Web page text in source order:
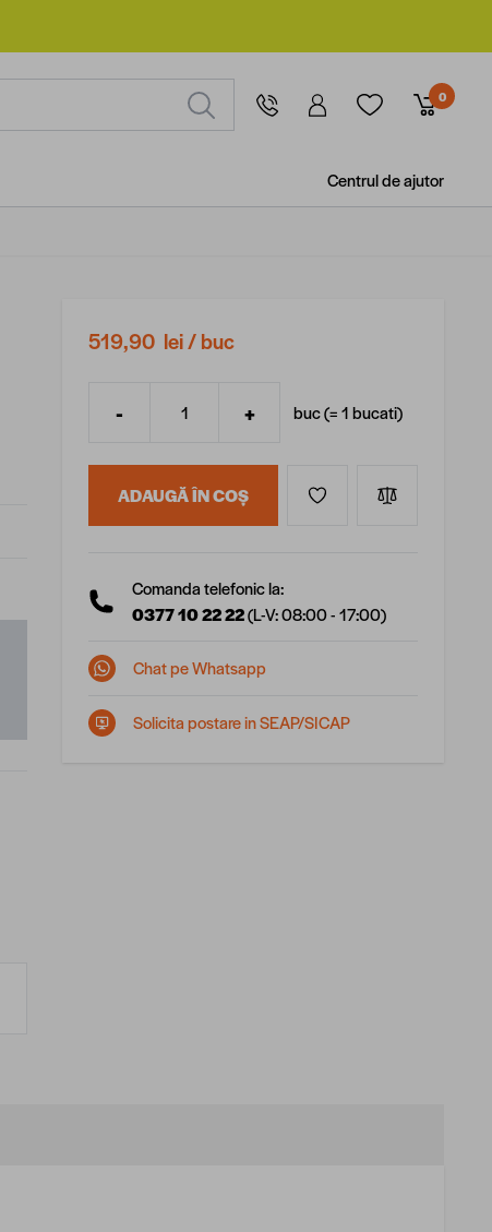
0
Centrul de ajutor
519,90 lei/ buc
Cantitate
- + buc (=1bucati)
ADAUGĂ ÎN COȘ
Comanda telefonic la:
0377 10 22 22(L-V: 08:00 - 17:00)
Chat pe Whatsapp
Solicita postare in SEAP/SICAP